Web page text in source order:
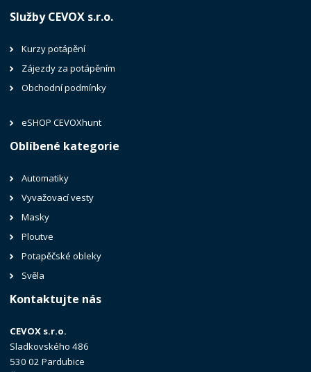
Služby CEVOX s.r.o.
Kurzy potápění
Zájezdy za potápěním
Obchodní podmínky
eSHOP CEVOXhunt
Oblíbené kategorie
Automatiky
Vyvažovací vesty
Masky
Ploutve
Potapěčské obleky
Svěla
Kontaktujte nás
CEVOX s.r.o.
Sladkovského 486
530 02 Pardubice